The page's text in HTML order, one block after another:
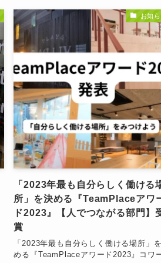
お知
「2023年最も自分らしく働ける
所」を決める『TeamPlaceアワ
ド2023』【人でつながる部門】
賞
「2023年最も自分らしく働ける場所」
める『TeamPlaceアワード2023』コワ